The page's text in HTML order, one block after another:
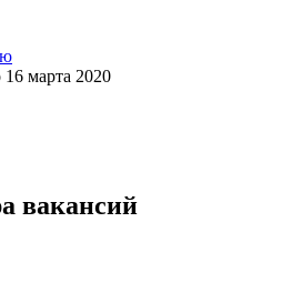
16 марта 2020
вакансий